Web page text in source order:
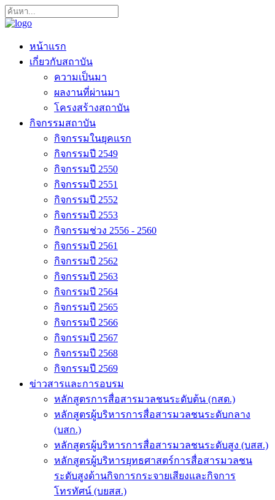
หน้าแรก
เกี่ยวกับสถาบัน
ความเป็นมา
ผลงานที่ผ่านมา
โครงสร้างสถาบัน
กิจกรรมสถาบัน
กิจกรรมในยุคแรก
กิจกรรมปี 2549
กิจกรรมปี 2550
กิจกรรมปี 2551
กิจกรรมปี 2552
กิจกรรมปี 2553
กิจกรรมช่วง 2556 - 2560
กิจกรรมปี 2561
กิจกรรมปี 2562
กิจกรรมปี 2563
กิจกรรมปี 2564
กิจกรรมปี 2565
กิจกรรมปี 2566
กิจกรรมปี 2567
กิจกรรมปี 2568
กิจกรรมปี 2569
ข่าวสารและการอบรม
หลักสูตรการสื่อสารมวลชนระดับต้น (กสต.)
หลักสูตรผู้บริหารการสื่อสารมวลชนระดับกลาง
(บสก.)
หลักสูตรผู้บริหารการสื่อสารมวลชนระดับสูง (บสส.)
หลักสูตรผู้บริหารยุทธศาสตร์การสื่อสารมวลชน
ระดับสูงด้านกิจการกระจายเสียงและกิจการ
โทรทัศน์ (บยสส.)